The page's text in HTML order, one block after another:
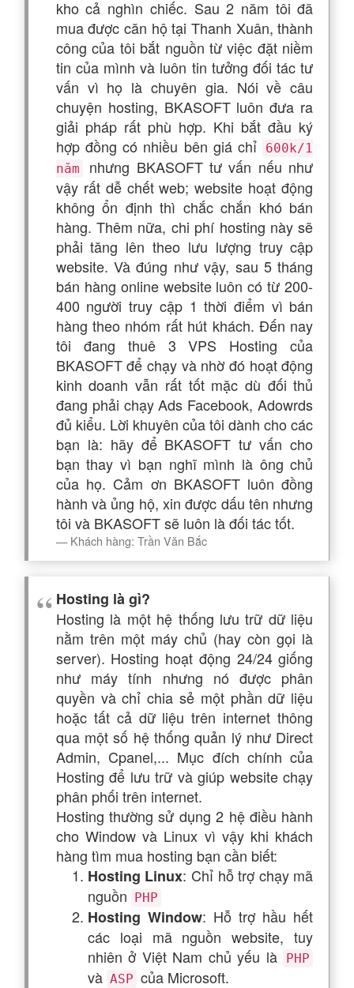
kho cả nghìn chiếc. Sau 2 năm tôi đã
mua được căn hộ tại Thanh Xuân, thành
công của tôi bắt nguồn từ việc đặt niềm
tin của mình và luôn tin tưởng đối tác tư
vấn vì họ là chuyên gia. Nói về câu
chuyện hosting, BKASOFT luôn đưa ra
giải pháp rất phù hợp. Khi bắt đầu ký
hợp đồng có nhiều bên giá chỉ
600k/1
năm
nhưng BKASOFT tư vấn nếu như
vậy rất dễ chết web; website hoạt động
không ổn định thì chắc chắn khó bán
hàng. Thêm nữa, chi phí hosting này sẽ
phải tăng lên theo lưu lượng truy cập
website. Và đúng như vậy, sau 5 tháng
bán hàng online website luôn có từ 200-
400 người truy cập 1 thời điểm vì bán
hàng theo nhóm rất hút khách. Đến nay
tôi đang thuê 3 VPS Hosting của
BKASOFT để chạy và nhờ đó hoạt động
kinh doanh vẫn rất tốt mặc dù đối thủ
đang phải chạy Ads Facebook, Adowrds
đủ kiểu. Lời khuyên của tôi dành cho các
bạn là: hãy để BKASOFT tư vấn cho
bạn thay vì bạn nghĩ mình là ông chủ
của họ. Cảm ơn BKASOFT luôn đồng
hành và ủng hộ, xin được dấu tên nhưng
tôi và BKASOFT sẽ luôn là đối tác tốt.
Khách hàng: Trần Văn Bắc
Hosting là gì?
Hosting là một hệ thống lưu trữ dữ liệu
nằm trên một máy chủ (hay còn gọi là
server). Hosting hoạt động 24/24 giống
như máy tính nhưng nó được phân
quyền và chỉ chia sẻ một phần dữ liệu
hoặc tất cả dữ liệu trên internet thông
qua một số hệ thống quản lý như Direct
Admin, Cpanel,... Mục đích chính của
Hosting để lưu trữ và giúp website chạy
phân phối trên internet.
Hosting thường sử dụng 2 hệ điều hành
cho Window và Linux vì vậy khi khách
hàng tìm mua hosting bạn cần biết:
Hosting Linux: Chỉ hỗ trợ chạy mã
nguồn PHP
Hosting Window: Hỗ trợ hầu hết
các loại mã nguồn website, tuy
nhiên ở Việt Nam chủ yếu là
PHP
và ASP của Microsoft.